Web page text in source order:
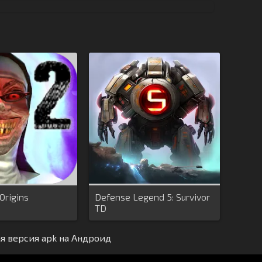
Defense Legend 5: Survivor
TD
версия apk на Андроид